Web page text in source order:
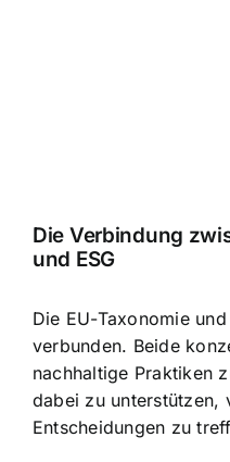
Die Verbindung
und ESG
Die EU-Taxonomie
verbunden. Beide
nachhaltige Praktiken
dabei zu unterstützen,
Entscheidungen zu